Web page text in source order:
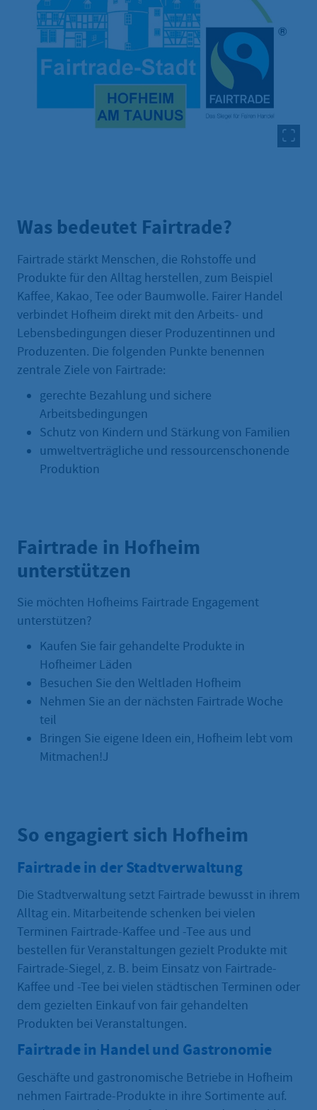
Was bedeutet Fairtrade?
Fairtrade stärkt Menschen, die Rohstoffe und
Produkte für den Alltag herstellen, zum Beispiel
Kaffee, Kakao, Tee oder Baumwolle. Fairer Handel
verbindet Hofheim direkt mit den Arbeits- und
Lebensbedingungen dieser Produzentinnen und
Produzenten. Die folgenden Punkte benennen
zentrale Ziele von Fairtrade:
gerechte Bezahlung und sichere
Arbeitsbedingungen
Schutz von Kindern und Stärkung von Familien
umweltverträgliche und ressourcenschonende
Produktion
Fairtrade in Hofheim
unterstützen
Sie möchten Hofheims Fairtrade Engagement
unterstützen?
Kaufen Sie fair gehandelte Produkte in
Hofheimer Läden
Besuchen Sie den Weltladen Hofheim
Nehmen Sie an der nächsten Fairtrade Woche
teil
Bringen Sie eigene Ideen ein, Hofheim lebt vom
Mitmachen!J
So engagiert sich Hofheim
Fairtrade in der Stadtverwaltung
Die Stadtverwaltung setzt Fairtrade bewusst in ihrem
Alltag ein. Mitarbeitende schenken bei vielen
Terminen Fairtrade-Kaffee und -Tee aus und
bestellen für Veranstaltungen gezielt Produkte mit
Fairtrade-Siegel, z. B. beim Einsatz von Fairtrade-
Kaffee und -Tee bei vielen städtischen Terminen oder
dem gezielten Einkauf von fair gehandelten
Produkten bei Veranstaltungen.
Fairtrade in Handel und Gastronomie
Geschäfte und gastronomische Betriebe in Hofheim
nehmen Fairtrade-Produkte in ihre Sortimente auf.